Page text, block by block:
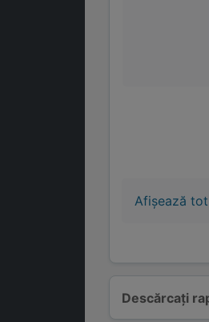
Descărcați
Afișează tot